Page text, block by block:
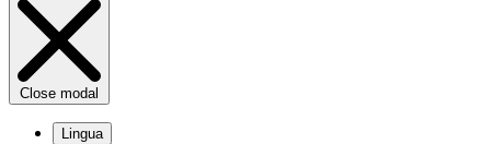
Close modal
Lingua